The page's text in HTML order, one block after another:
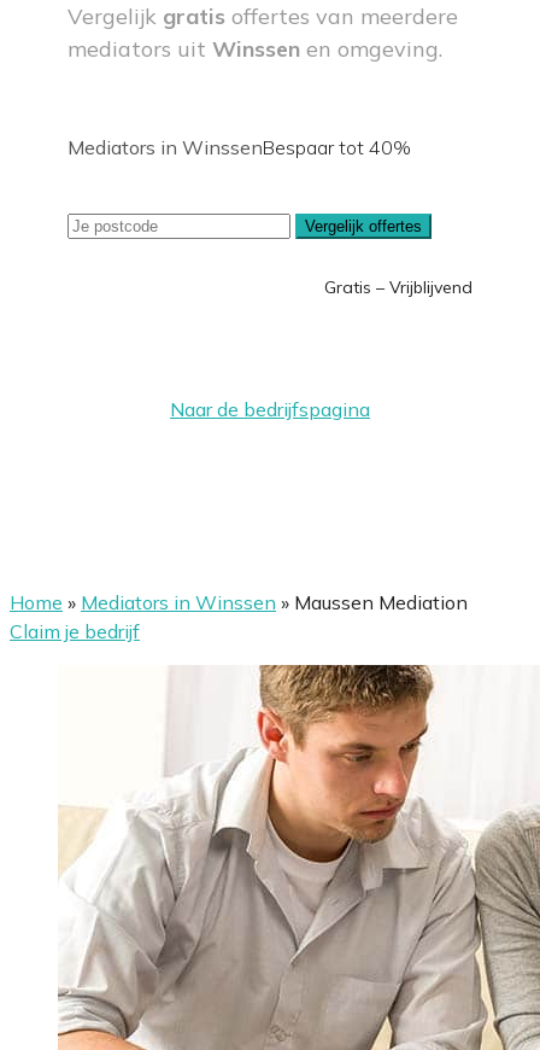
Vergelijk gratis offertes van meerdere
mediators uit Winssen en omgeving.
Mediators in WinssenBespaar tot 40%
Vergelijk offertes
Gratis – Vrijblijvend
Naar de bedrijfspagina
Home » Mediators in Winssen » Maussen Mediation
Claim je bedrijf